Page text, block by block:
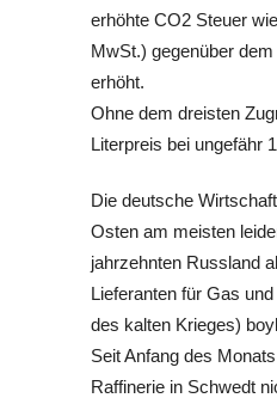
erhöhte CO2 Steuer
MwSt.) gegenüber
erhöht.
Ohne dem dreisten
Literpreis bei ungefähr
Die deutsche
Osten am meisten
jahrzehnten Russland
Lieferanten für Gas
des kalten Krieges)
Seit Anfang des
Raffinerie in Schwedt